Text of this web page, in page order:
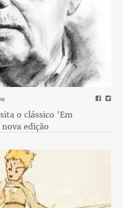
o clássico 'Em
edição